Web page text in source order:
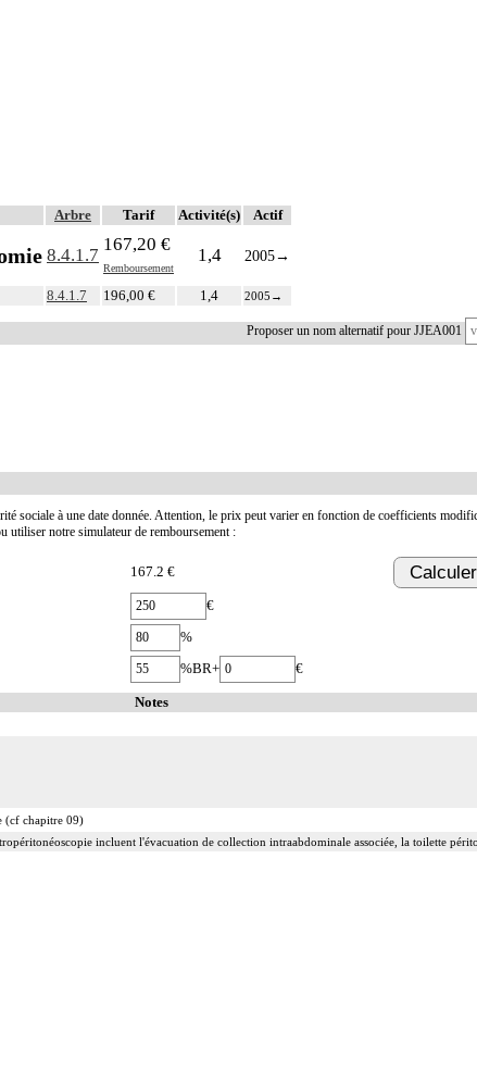
Arbre Tarif Activité(s) Actif
8.4.1.7
167,20 €
Remboursement
1,4 2005→
8.4.1.7 196,00 € 1,4 2005 →
Proposer un nom alternatif pour JJEA001
sociale à une date donnée. Attention, le prix peut varier en fonction de coefficients
utiliser notre simulateur de remboursement :
167.2 € Calculer
€
%
%BR+ €
Notes
(cf chapitre 09)
incluent l'évacuation de collection intraabdominale associée, la toilette
de collection intraabdominale associée, la toilette péritonéale et/ou la pose de drain.